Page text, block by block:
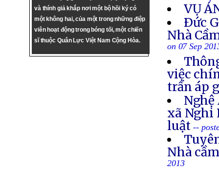
và thính giả khắp nơi một bộ hồi ký có
một không hai, của một trong những điệp
viên hoạt động trong bóng tối, một chiến
sĩ thuộc Quân Lực Việt Nam Cộng Hòa.
VỤ
Ðức
Nhà
on 07 Sep
việc
trấn áp
Nghệ
xã Nghi
luật--
Nhà
2013